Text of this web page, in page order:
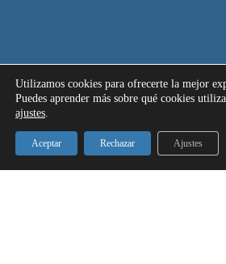
Utilizamos cookies para ofrecerte la mejor
Puedes aprender más sobre qué cookies
ajustes.
Aceptar Rechazar Ajustes